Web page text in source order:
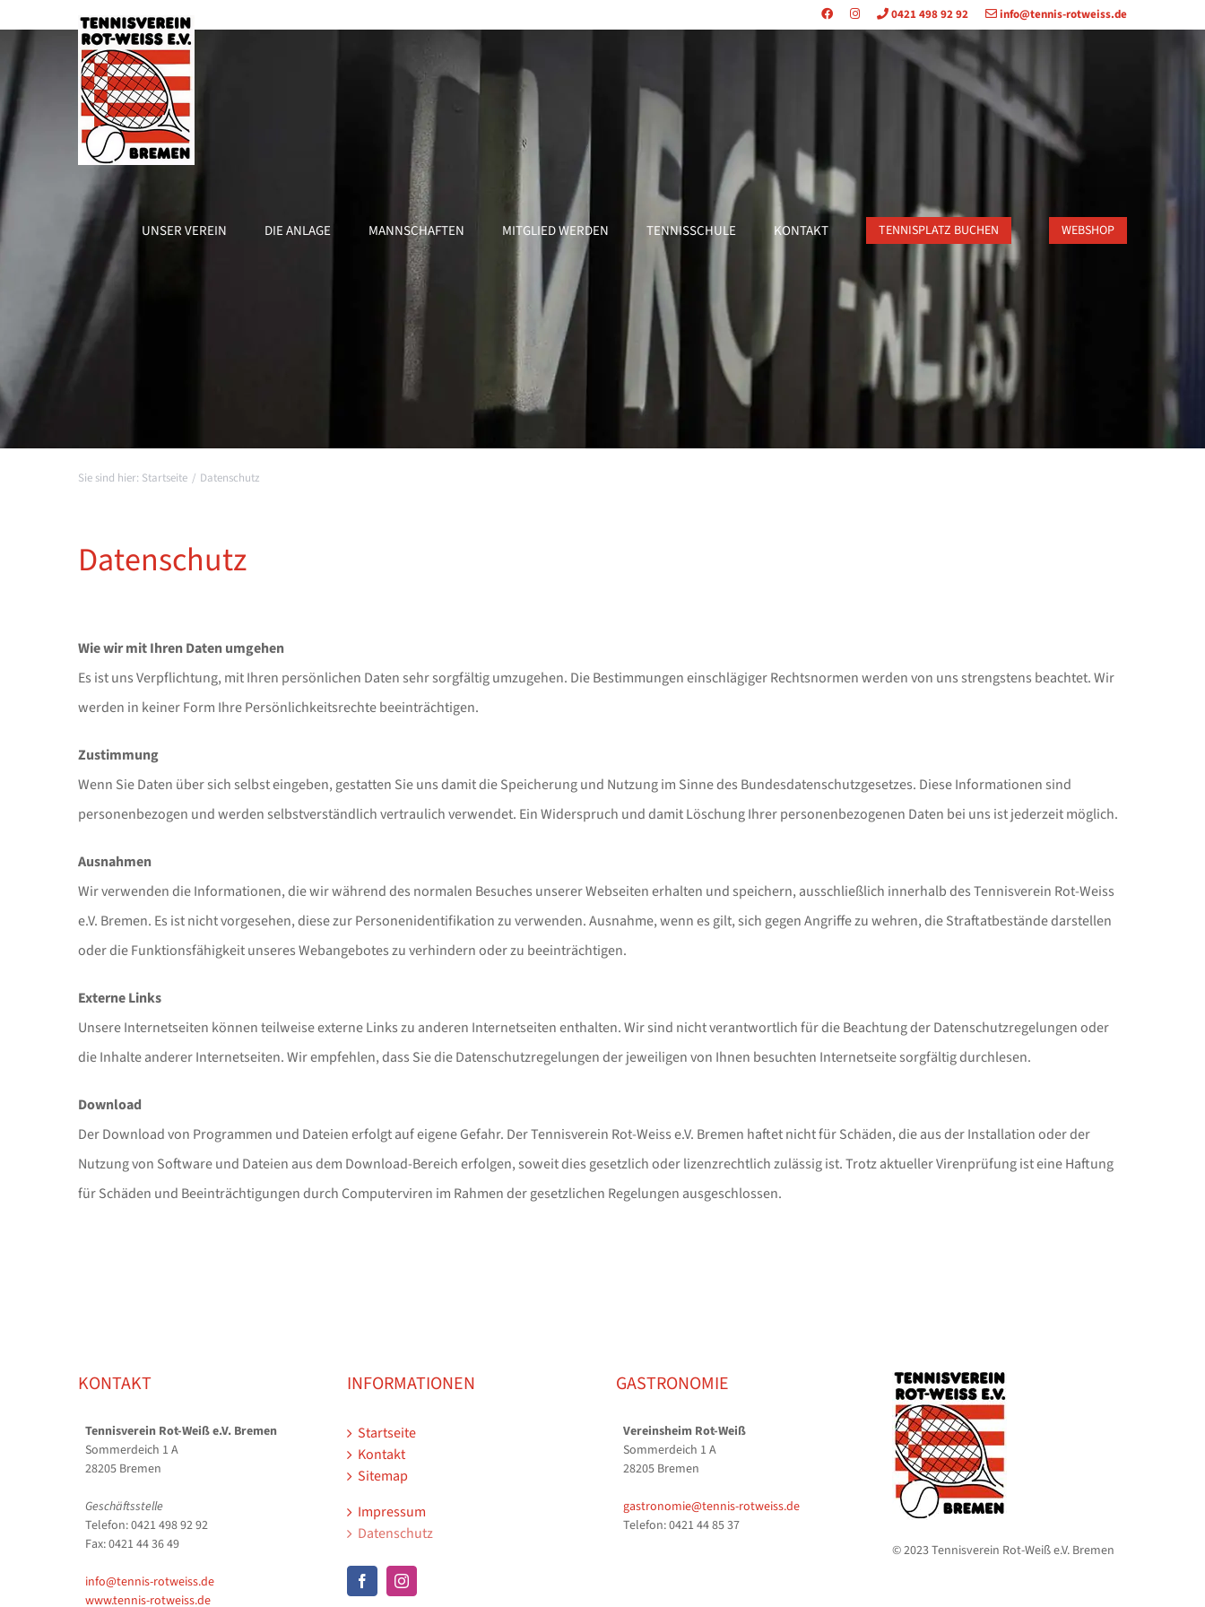
0421 498 92 92 info@tennis-rotweiss.de
UNSER VEREIN DIE ANLAGE MANNSCHAFTEN MITGLIED WERDEN TENNISSCHULE KONTAKT TENNISPLATZ BUCHEN WEBSHOP
Startseite Datenschutz
Datenschutz
Wie wir mit Ihren Daten umgehen
Es ist uns Verpflichtung, mit Ihren persönlichen Daten sehr sorgfältig umzugehen. Die Bestimmungen einschlägiger Rechtsnormen werden von uns strengstens beachtet. Wir
werden in keiner Form Ihre Persönlichkeitsrechte beeinträchtigen.
Zustimmung
Wenn Sie Daten über sich selbst eingeben, gestatten Sie uns damit die Speicherung und Nutzung im Sinne des Bundesdatenschutzgesetzes. Diese Informationen sind
personenbezogen und werden selbstverständlich vertraulich verwendet. Ein Widerspruch und damit Löschung Ihrer personenbezogenen Daten bei uns ist jederzeit möglich.
Ausnahmen
Wir verwenden die Informationen, die wir während des normalen Besuches unserer Webseiten erhalten und speichern, ausschließlich innerhalb des Tennisverein Rot-Weiss
e.V. Bremen. Es ist nicht vorgesehen, diese zur Personenidentifikation zu verwenden. Ausnahme, wenn es gilt, sich gegen Angriffe zu wehren, die Straftatbestände darstellen
oder die Funktionsfähigkeit unseres Webangebotes zu verhindern oder zu beeinträchtigen.
Externe Links
Unsere Internetseiten können teilweise externe Links zu anderen Internetseiten enthalten. Wir sind nicht verantwortlich für die Beachtung der Datenschutzregelungen oder
die Inhalte anderer Internetseiten. Wir empfehlen, dass Sie die Datenschutzregelungen der jeweiligen von Ihnen besuchten Internetseite sorgfältig durchlesen.
Download
Der Download von Programmen und Dateien erfolgt auf eigene Gefahr. Der Tennisverein Rot-Weiss e.V. Bremen haftet nicht für Schäden, die aus der Installation oder der
Nutzung von Software und Dateien aus dem Download-Bereich erfolgen, soweit dies gesetzlich oder lizenzrechtlich zulässig ist. Trotz aktueller Virenprüfung ist eine Haftung
für Schäden und Beeinträchtigungen durch Computerviren im Rahmen der gesetzlichen Regelungen ausgeschlossen.
KONTAKT
Tennisverein Rot-Weiß e.V. Bremen
Sommerdeich 1 A
28205 Bremen
Geschäftsstelle
Telefon: 0421 498 92 92
Fax: 0421 44 36 49
info@tennis-rotweiss.de
www.tennis-rotweiss.de
INFORMATIONEN
Startseite
Kontakt
Sitemap
Impressum
Datenschutz
GASTRONOMIE
Vereinsheim Rot-Weiß
Sommerdeich 1 A
28205 Bremen
gastronomie@tennis-rotweiss.de
Telefon: 0421 44 85 37
© 2023 Tennisverein Rot-Weiß e.V. Bremen